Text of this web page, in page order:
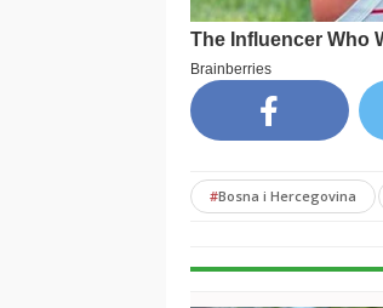
#Bosna i Hercegovina